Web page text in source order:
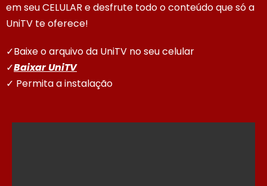
em seu CELULAR e desfrute todo o conteúdo que só a
UniTV te oferece!
✓Baixe o arquivo da UniTV no seu celular
✓Baixar UniTV
✓ Permita a instalação